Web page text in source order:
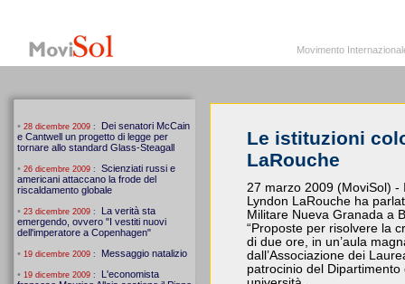
Movimento
Le istituzioni
LaRouche
27 marzo 2009 (MoviSol)
Lyndon LaRouche ha
Militare Nueva Granada a
“Proposte per risolvere la
di due ore, in un’aula
dall’Associazione dei
patrocinio del